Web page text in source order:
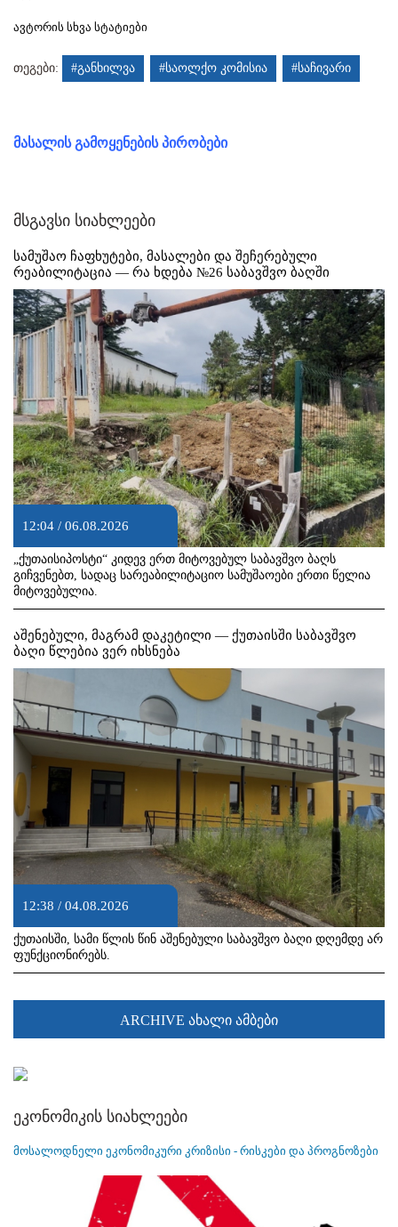
ავტორის სხვა სტატიები
თეგები: #განხილვა #საოლქო კომისია #საჩივარი
მასალის გამოყენების პირობები
მსგავსი სიახლეები
სამუშაო ჩაფხუტები, მასალები და შეჩერებული
რეაბილიტაცია — რა ხდება №26 საბავშვო ბაღში
12:04 / 06.08.2026
„ქუთაისიპოსტი“ კიდევ ერთ მიტოვებულ საბავშვო ბაღს
გიჩვენებთ, სადაც სარეაბილიტაციო სამუშაოები ერთი წელია
მიტოვებულია.
აშენებული, მაგრამ დაკეტილი — ქუთაისში საბავშვო
ბაღი წლებია ვერ იხსნება
12:38 / 04.08.2026
ქუთაისში, სამი წლის წინ აშენებული საბავშვო ბაღი დღემდე არ
ფუნქციონირებს.
ARCHIVE ახალი ამბები
ეკონომიკის სიახლეები
მოსალოდნელი ეკონომიკური კრიზისი - რისკები და პროგნოზები